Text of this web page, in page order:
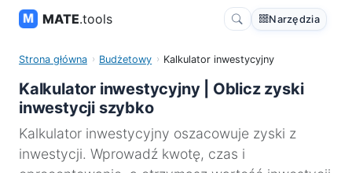
MATE.tools Narzędzia
Strona główna Budżetowy Kalkulator inwestycyjny
Kalkulator inwestycyjny | Oblicz zyski
inwestycji szybko
Kalkulator inwestycyjny oszacowuje zyski z
inwestycji. Wprowadź kwotę, czas i